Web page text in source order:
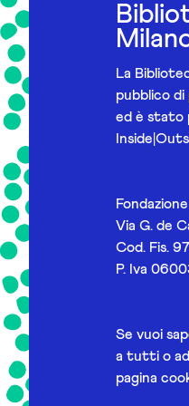
La
pubblico
ed è stato
Via G. de
Cod. Fis.
P. Iva
Se vuoi
a tutti o ad
pagina